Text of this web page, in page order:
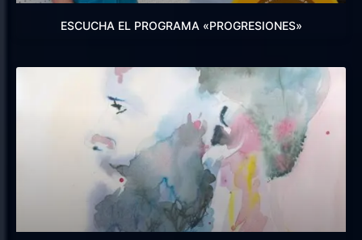
ESCUCHA EL PROGRAMA «PROGRESIONES»